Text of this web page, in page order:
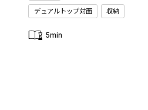
デュアルトップ対面
収納
5min